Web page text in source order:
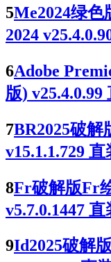
5Me2024绿色
2024
6Adobe
版) v25.4.0.99
7BR2025破解
v15.1.1.729
8Fr破解版Fr
v5.7.0.1447
9Id2025破解